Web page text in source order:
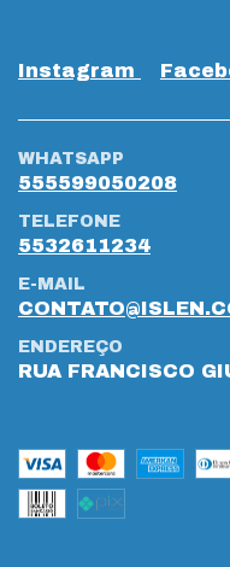
Instagram
WHATSAPP
555599050208
TELEFONE
5532611234
E-MAIL
ENDEREÇO
RUA FRANCISCO